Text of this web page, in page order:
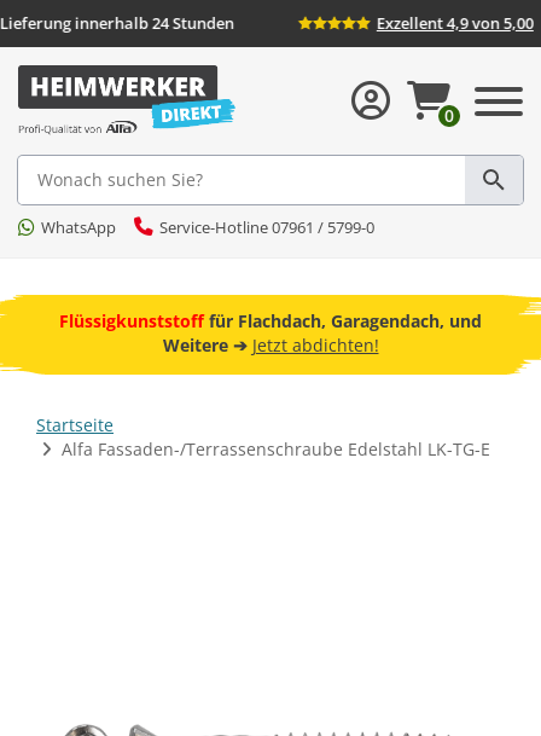
Lieferung innerhalb 24 Stunden Exzellent
Suche
WhatsApp Service-Hotline 07961 / 5799-0
0
Flüssigkunststofffür Flachdach, Garagendach, und
Weitere ➔ Jetzt abdichten!
Startseite
Alfa Fassaden-/Terrassenschraube Edelstahl LK-TG-E